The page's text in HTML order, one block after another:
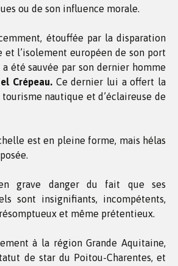
ou de son influence morale.
étouffée par la disparation
et l’isolement européen de son port
été sauvée par son dernier homme
Crépeau. Ce dernier lui a offert la
nautique et d’éclaireuse de
est en pleine forme, mais hélas
grave danger du fait que ses
sont insignifiants, incompétents,
et même prétentieux.
à la région Grande Aquitaine,
de star du Poitou-Charentes, et